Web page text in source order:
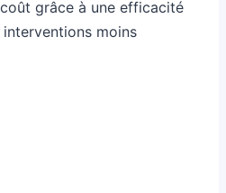
grâce à une efficacité
moins